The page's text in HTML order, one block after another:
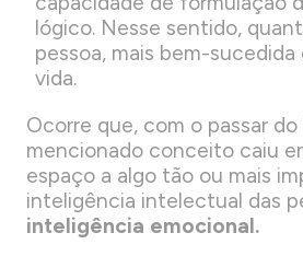
lógico. Nesse sentido,
pessoa, mais bem-sucedida
vida.
Ocorre que, com o passar
mencionado conceito caiu
espaço a algo tão ou mais
inteligência intelectual das
inteligência emocional.